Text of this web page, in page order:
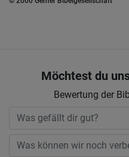
Möchtest du
Bewertung der